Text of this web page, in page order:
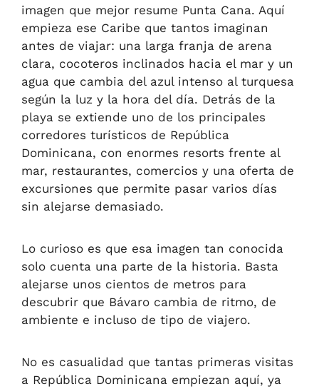
imagen que mejor resume Punta Cana. Aquí
empieza ese Caribe que tantos imaginan
antes de viajar: una larga franja de arena
clara, cocoteros inclinados hacia el mar y un
agua que cambia del azul intenso al turquesa
según la luz y la hora del día. Detrás de la
playa se extiende uno de los principales
corredores turísticos de República
Dominicana, con enormes resorts frente al
mar, restaurantes, comercios y una oferta de
excursiones que permite pasar varios días
sin alejarse demasiado.
Lo curioso es que esa imagen tan conocida
solo cuenta una parte de la historia. Basta
alejarse unos cientos de metros para
descubrir que Bávaro cambia de ritmo, de
ambiente e incluso de tipo de viajero.
No es casualidad que tantas primeras visitas
a República Dominicana empiezan aquí, ya